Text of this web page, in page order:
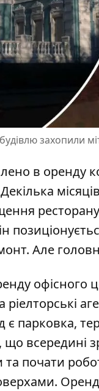
захопили
в оренду
ресторану
Але
офісного
є парковка,
що всередині
та почати